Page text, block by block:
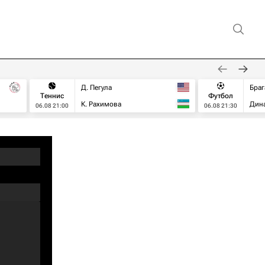
Теннис
06.08 21:00
Д. Пегула
К. Рахимова
Футбол
06.08 21:30